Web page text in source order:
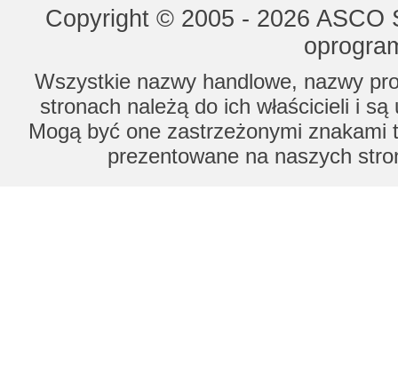
Copyright © 2005 - 2026
Wszystkie nazwy handlowe, nazwy
stronach należą do ich właścicieli i
Mogą być one zastrzeżonymi znakami
prezentowane na naszych